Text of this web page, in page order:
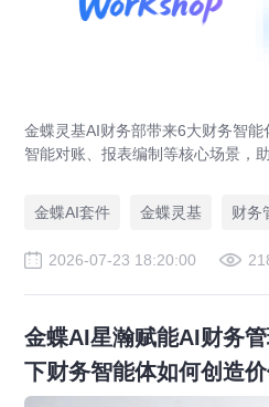
金蝶灵基AI财务部带来6大财务智能
智能对账、报表编制等核心场景，
金蝶AI套件
金蝶灵基 财务
2026-07-23 18:20:00
金蝶AI星瀚赋能AI财务
下财务智能体如何创造价